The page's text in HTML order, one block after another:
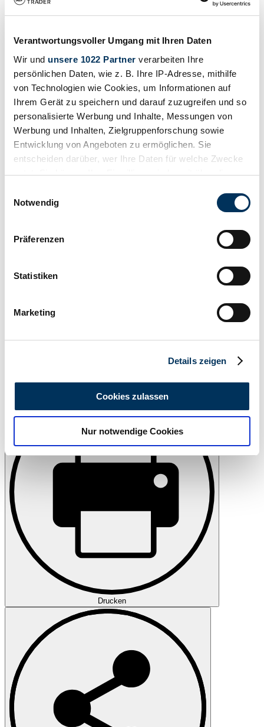
Verantwortungsvoller Umgang mit Ihren Daten
Wir und unsere 1022 Partner verarbeiten Ihre
persönlichen Daten, wie z. B. Ihre IP-Adresse, mithilfe
von Technologien wie Cookies, um Informationen auf
Ihrem Gerät zu speichern und darauf zuzugreifen und so
personalisierte Werbung und Inhalte, Messungen von
Werbung und Inhalten, Zielgruppenforschung sowie
Entwicklung von Angeboten zu ermöglichen. Sie
entscheiden darüber, wer Ihre Daten für welche Zwecke
nutzt. Sie können Ihre Einwilligung jederzeit über die
Trigger Symbol ändern oder widerrufen
Informationen über Ihre geografische Lage
können
bestimmten Merkmalen (Fingerprinting) identifizieren
Erfahren Sie mehr darüber, wie Ihre persönlichen Daten
analysieren. Außerdem geben wir Informationen zu Ihrer
Verwendung unserer Website an unsere Partner für
soziale Medien, Werbung und Analysen weiter. Unsere
Partner führen diese Informationen möglicherweise mit
weiteren Daten zusammen, die Sie ihnen bereitgestellt
haben oder die sie im Rahmen Ihrer Nutzung der Dienste
gesammelt haben.
Notwendig
Präferenzen
Statistiken
Marketing
Details zeigen
Cookies zulassen
Nur notwendige Cookies
Teilen
Alle Services zu diesem Fahrzeug
Schreiben Anrufen
1969 | Jaguar XJ 6 4.2
Anrufen Schreiben
Beobachten
Drucken